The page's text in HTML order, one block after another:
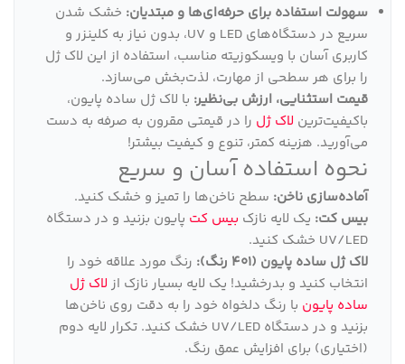
سهولت استفاده برای حرفه‌ای‌ها و مبتدیان: خشک شدن
سریع در دستگاه‌های LED و UV، بدون نیاز به کلینزر و
کاربری آسان با ویسکوزیته مناسب، استفاده از این لاک ژل
را برای هر سطحی از مهارت، لذت‌بخش می‌سازد.
قیمت استثنایی، ارزش بی‌نظیر: با لاک ژل ساده پایون،
باکیفیت‌ترین لاک ژل را در قیمتی مقرون به صرفه به دست
می‌آورید. هزینه کمتر، تنوع و کیفیت بیشتر!
نحوه استفاده آسان و سریع
آماده‌سازی ناخن: سطح ناخن‌ها را تمیز و خشک کنید.
بیس کت: یک لایه نازک بیس کت پایون بزنید و در دستگاه
UV/LED خشک کنید.
لاک ژل ساده پایون (401 رنگ):
رنگ مورد علاقه خود را
انتخاب کنید و بدرخشید! یک لایه بسیار نازک از لاک ژل
ساده پایون با رنگ دلخواه خود را به دقت روی ناخن‌ها
بزنید و در دستگاه UV/LED خشک کنید. تکرار لایه دوم
(اختیاری) برای افزایش عمق رنگ.